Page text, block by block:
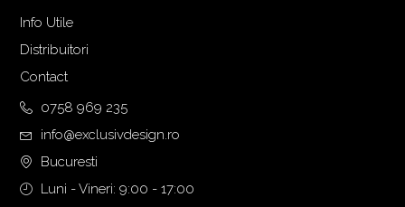
Info Utile
Distribuitori
Contact
0758 969 235
info@exclusivdesign.ro
Bucuresti
Luni - Vineri: 9:00 - 17:00